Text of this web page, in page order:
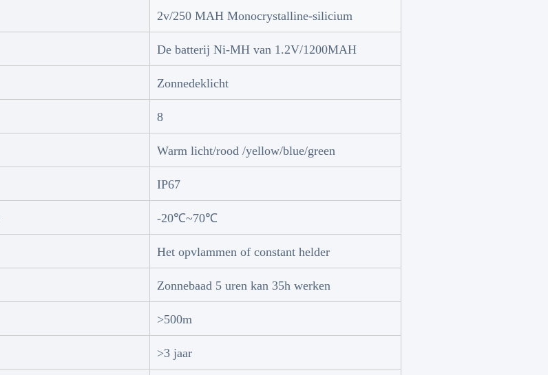
2v/250 MAH Monocrystalline-silicium
De batterij Ni-MH van 1.2V/1200MAH
Zonnedeklicht
8
Warm licht/rood /yellow/blue/green
IP67
-20℃~70℃
Het opvlammen of constant helder
Zonnebaad 5 uren kan 35h werken
>500m
>3 jaar